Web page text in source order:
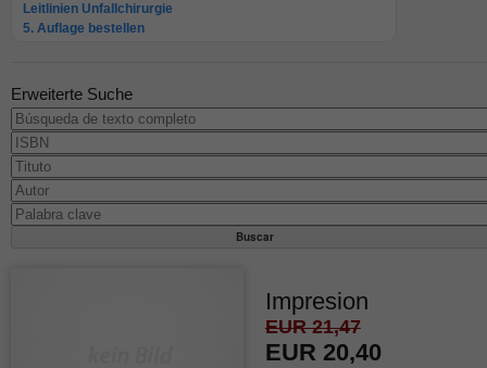
Leitlinien Unfallchirurgie
5. Auflage bestellen
Erweiterte Suche
Impresion
EUR 21,47
EUR 20,40